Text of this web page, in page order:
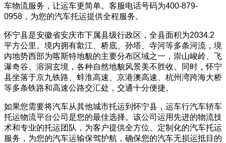
车物流服务，让运车更简单。客服电话号码为400-879-
0958，为您的汽车托运提供全程服务。
怀宁县是安徽省安庆市下属县级行政区，全县面积为2034.2
平方公里。境内拥有歙江、桥底、孙塔、寺河等多条河流，境
内地势西部为喀斯特地貌的主要分布区域之一，崇山峻岭、飞
瀑奇谷、溶洞玄境，各种自然地貌风景美不胜收。同时，怀宁
县坐落于京九铁路、蚌淮高速、京港澳高速、杭州湾跨海大桥
等多条铁路和高速公路交汇处，交通十分便捷。
如果您需要将汽车从其他城市托运到怀宁县，运车行汽车轿车
托运物流平台公司是您的最佳选择。该公司运用先进的物流技
术和专业的托运团队，为客户提供全方位、定制化的汽车托运
服务，为您的汽车运输保驾护航，确保您的汽车无损运抵目的